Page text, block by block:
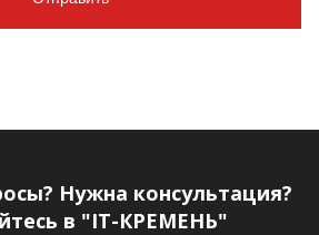
Нужна консультация?
в "IT-КРЕМЕНЬ"